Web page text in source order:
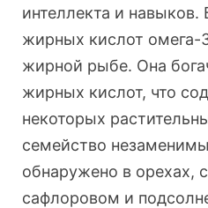
интеллекта и навыков.
жирных кислот омега-
жирной рыбе. Она
жирных кислот, что
некоторых
семейство
обнаружено в орехах,
сафлоровом и